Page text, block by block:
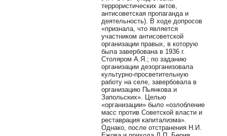
террористических актов,
антисоветская пропаганда и
деятельность). В ходе допросов
«признала, что является
участником антисоветской
организации правых, в которую
была завербована в 1936 г.
Столяром А.Я.; по заданию
организации дезорганизовала
культурно-просветительную
работу на селе, завербовала в
организацию Пьянкова и
Запольских». Целью
«организации» было «озлобление
масс против Советской власти и
реставрация капитализма».
Однако, после отстранения Н.И.